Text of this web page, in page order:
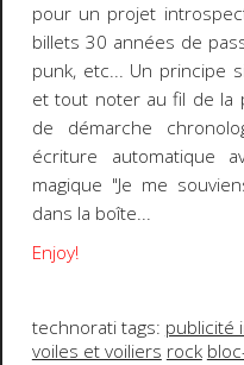
pour un projet
billets 30 années de
punk, etc... Un principe
et tout noter au fil de la
de démarche
écriture automatique
magique "Je me
dans la boîte...
Enjoy!
technorati tags: publicité
voiles et voiliers rock